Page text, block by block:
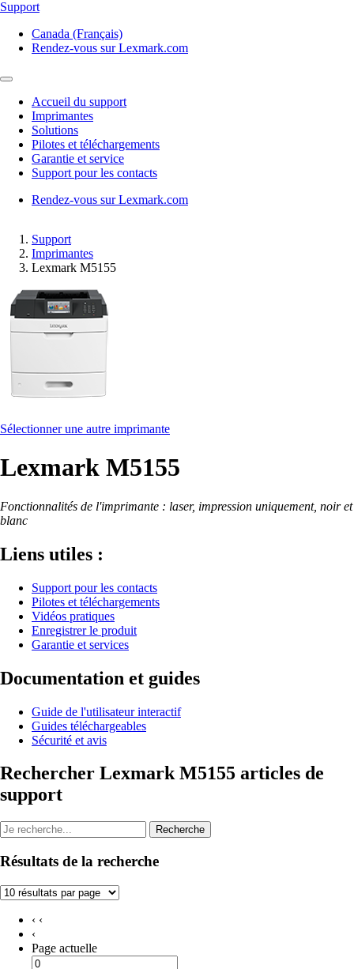
Support
Canada (Français)
Rendez-vous sur Lexmark.com
Accueil du support
Imprimantes
Solutions
Pilotes et téléchargements
Garantie et service
Support pour les contacts
Rendez-vous sur Lexmark.com
Support
Imprimantes
Lexmark M5155
Sélectionner une autre imprimante
Lexmark M5155
Fonctionnalités de l'imprimante : laser, impression uniquement, noir et
blanc
Liens utiles :
Support pour les contacts
Pilotes et téléchargements
Vidéos pratiques
Enregistrer le produit
Garantie et services
Documentation et guides
Guide de l'utilisateur interactif
Guides téléchargeables
Sécurité et avis
Rechercher Lexmark M5155 articles de
support
Recherche
Résultats de la recherche
‹ ‹
‹
Page actuelle